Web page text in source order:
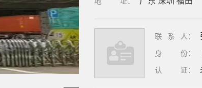
联系人 ：
身份：
认证 ：